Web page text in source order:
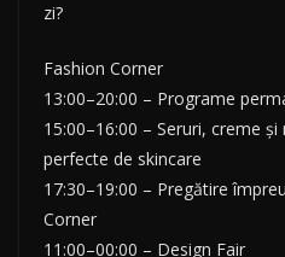
zi?
Fashion Corner
13:00–20:00 – Programe
15:00–16:00 – Seruri, creme
perfecte de skincare
17:30–19:00 – Pregătire
Corner
11:00–00:00 – Design Fair